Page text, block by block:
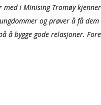
i Minising Tromøy
og prøver å få
å bygge gode relasjoner.